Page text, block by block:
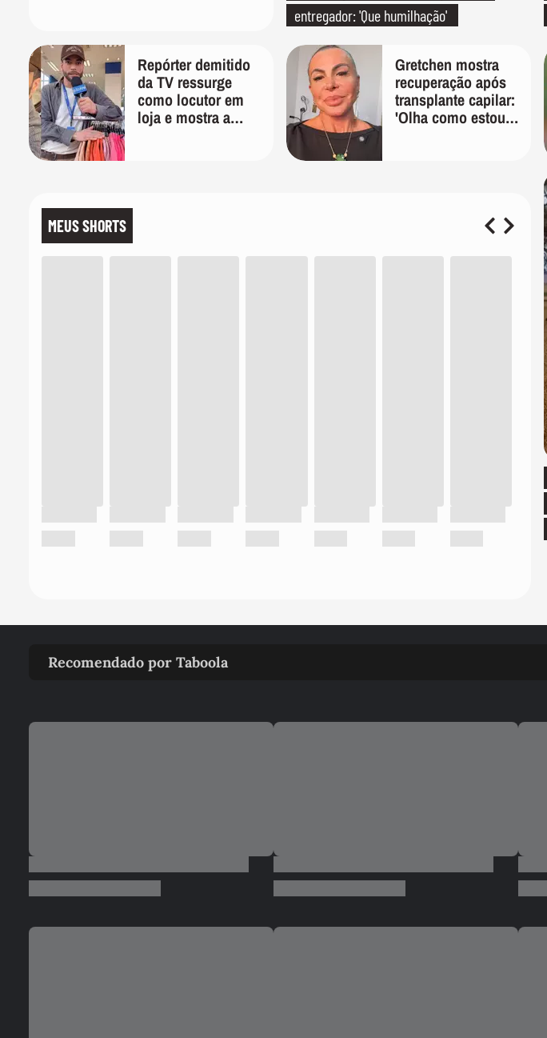
entregador: 'Que humilhação'
Repórter demitido
da TV ressurge
como locutor em
loja e mostra a
Gretchen mostra
recuperação após
transplante capilar:
'Olha como estou
MEUS SHORTS
Recomendado por Taboola